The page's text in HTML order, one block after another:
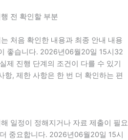
전 확인할 부분
처음 확인한 내용과 최종 안내 내용
좋습니다. 2026년06월20일 15시32
제 진행 단계의 조건이 다를 수 있기
항, 제한 사항은 한 번 더 확인하는 편
일정이 정해지거나 자료 제출이 필요
중요합니다. 2026년06월20일 15시